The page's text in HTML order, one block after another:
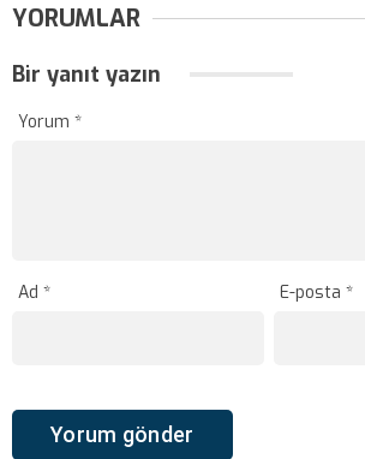
YORUMLAR
Bir yanıt yazın
Yorum *
Ad * E-posta*